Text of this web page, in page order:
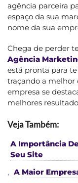
agência parceira
espaço da sua
nome da sua
Chega de perder
Agência
está pronta para
traçando a melhor
empresa se
melhores
Veja Também:
A Importância
Seu Site
, A Maior